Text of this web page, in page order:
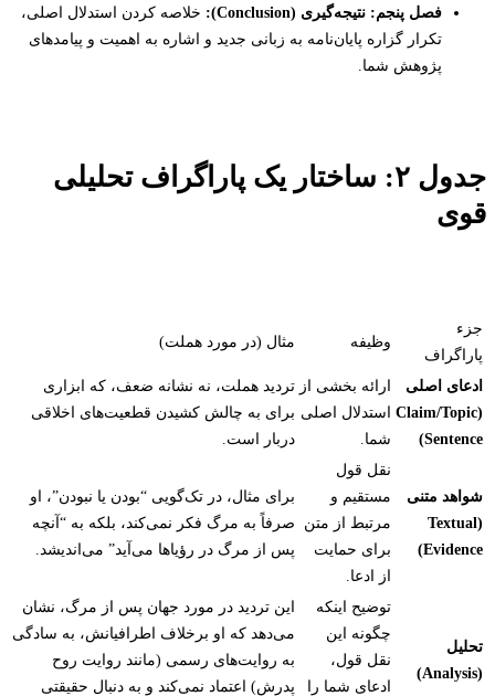
فصل پنجم: نتیجه‌گیری (Conclusion):
خلاصه کردن استدلال اصلی،
تکرار گزاره پایان‌نامه به زبانی جدید و اشاره به اهمیت و پیامدهای
پژوهش شما.
جدول ۲: ساختار یک پاراگراف تحلیلی
قوی
جزء
پاراگراف
وظیفه مثال (در مورد هملت)
ادعای اصلی
(Claim/Topic
Sentence)
ارائه بخشی از
استدلال اصلی
شما.
تردید هملت، نه نشانه ضعف، که ابزاری
برای به چالش کشیدن قطعیت‌های اخلاقی
دربار است.
شواهد متنی
(Textual
Evidence)
نقل قول
مستقیم و
مرتبط از متن
برای حمایت
از ادعا.
برای مثال، در تک‌گویی “بودن یا نبودن”، او
صرفاً به مرگ فکر نمی‌کند، بلکه به “آنچه
پس از مرگ در رؤیاها می‌آید” می‌اندیشد.
تحلیل
(Analysis)
توضیح اینکه
چگونه این
نقل قول،
ادعای شما را
این تردید در مورد جهان پس از مرگ، نشان
می‌دهد که او برخلاف اطرافیانش، به سادگی
به روایت‌های رسمی (مانند روایت روح
پدرش) اعتماد نمی‌کند و به دنبال حقیقتی